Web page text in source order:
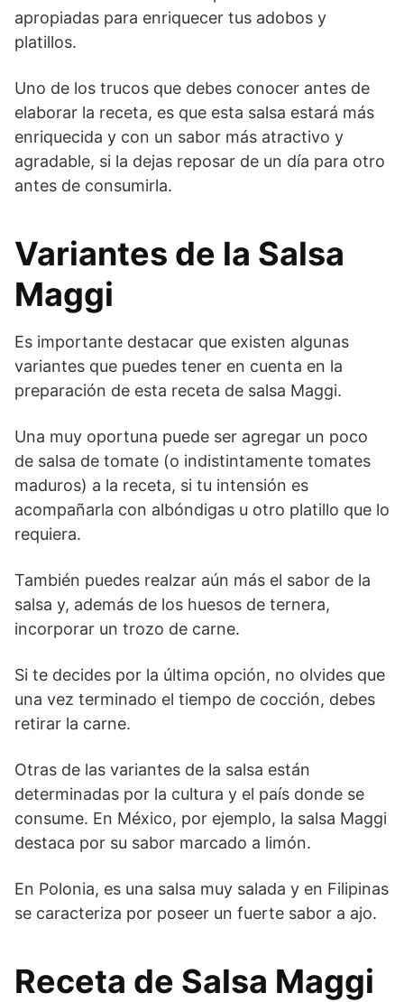
apropiadas para enriquecer tus adobos y
platillos.
Uno de los trucos que debes conocer antes de
elaborar la receta, es que esta salsa estará más
enriquecida y con un sabor más atractivo y
agradable, si la dejas reposar de un día para otro
antes de consumirla.
Variantes de la Salsa
Maggi
Es importante destacar que existen algunas
variantes que puedes tener en cuenta en la
preparación de esta receta de salsa Maggi.
Una muy oportuna puede ser agregar un poco
de salsa de tomate (o indistintamente tomates
maduros) a la receta, si tu intensión es
acompañarla con albóndigas u otro platillo que lo
requiera.
También puedes realzar aún más el sabor de la
salsa y, además de los huesos de ternera,
incorporar un trozo de carne.
Si te decides por la última opción, no olvides que
una vez terminado el tiempo de cocción, debes
retirar la carne.
Otras de las variantes de la salsa están
determinadas por la cultura y el país donde se
consume. En México, por ejemplo, la salsa Maggi
destaca por su sabor marcado a limón.
En Polonia, es una salsa muy salada y en Filipinas
se caracteriza por poseer un fuerte sabor a ajo.
Receta de Salsa Maggi